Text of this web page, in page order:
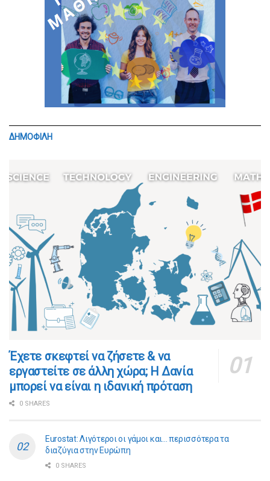
ΔΗΜΟΦΙΛΗ
​​Έχετε σκεφτεί να ζήσετε & να
εργαστείτε σε άλλη χώρα; Η Δανία
μπορεί να είναι η ιδανική πρόταση
0 SHARES
Eurostat: Λιγότεροι οι γάμοι και… περισσότερα τα
διαζύγια στην Ευρώπη
0 SHARES